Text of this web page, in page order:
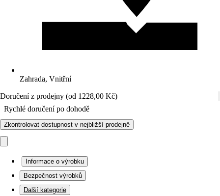
Zahrada, Vnitřní
Doručení z prodejny (od 1228,00 Kč)
Rychlé doručení po dohodě
Zkontrolovat dostupnost v nejbližší prodejně
Informace o výrobku
Bezpečnost výrobků
Další kategorie